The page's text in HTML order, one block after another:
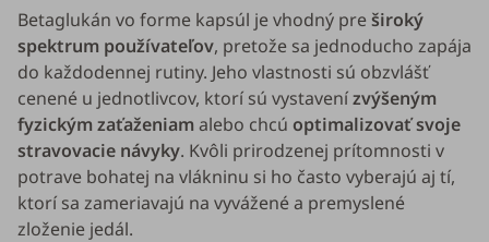
Betaglukán vo forme kapsúl je vhodný preširoký
spektrum používateľov, pretože sa jednoducho zapája
do každodennej rutiny. Jeho vlastnosti sú obzvlášť
cenené u jednotlivcov, ktorí sú vystavenízvýšeným
fyzickým zaťaženiam alebo chcú optimalizovať svoje
stravovacie návyky. Kvôli prirodzenej prítomnosti v
potrave bohatej na vlákninu si ho často vyberajú aj tí,
ktorí sa zameriavajú na vyvážené a premyslené
zloženie jedál.